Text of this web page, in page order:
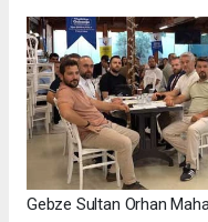
Gebze Sultan Orhan